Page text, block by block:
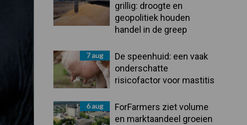
grillig: droogte en
geopolitiek houden
handel in de greep
7 aug
De speenhuid: een vaak
onderschatte
risicofactor voor mastitis
6 aug
ForFarmers ziet volume
en marktaandeel groeien